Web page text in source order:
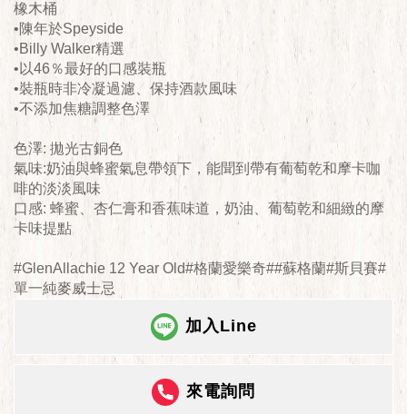
橡木桶
•陳年於Speyside
•Billy Walker精選
•以46％最好的口感裝瓶
•裝瓶時非冷凝過濾、保持酒款風味
•不添加焦糖調整色澤
色澤: 拋光古銅色
氣味:奶油與蜂蜜氣息帶領下，能聞到帶有葡萄乾和摩卡咖
啡的淡淡風味
口感: 蜂蜜、杏仁膏和香蕉味道，奶油、葡萄乾和細緻的摩
卡味提點
#GlenAllachie 12 Year Old#格蘭愛樂奇##蘇格蘭#斯貝賽#
單一純麥威士忌
加入Line
來電詢問